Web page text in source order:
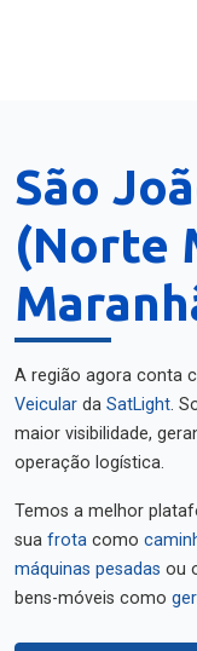
São
(Norte
A região agora conta
Veicular da SatLight.
maior visibilidade,
operação logística.
Temos a melhor
sua frota como
máquinas pesadas ou
bens-móveis como